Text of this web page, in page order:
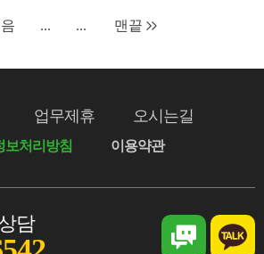
... ... 맨끝
업무제휴 오시는길
보처리방침 이용약관
담